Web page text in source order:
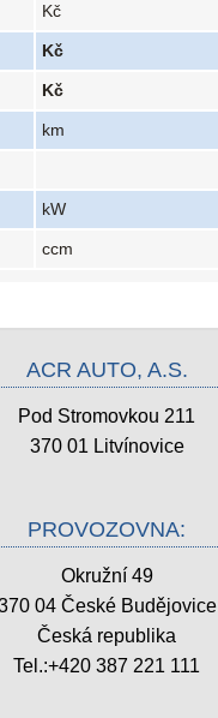
Kč
Kč
Kč
km
kW
ccm
ACR AUTO, A.S.
Pod Stromovkou 211
370 01 Litvínovice
PROVOZOVNA:
Okružní 49
04 České Budějovice
Česká republika
Tel.:+420 387 221 111